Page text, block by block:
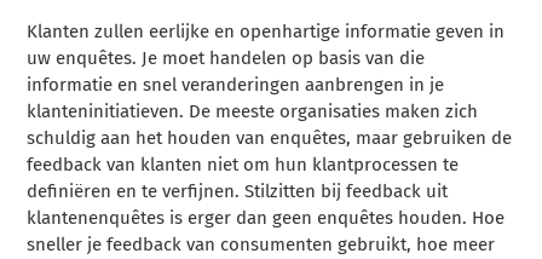
Klanten zullen eerlijke en openhartige informatie geven in
uw enquêtes. Je moet handelen op basis van die
informatie en snel veranderingen aanbrengen in je
klanteninitiatieven. De meeste organisaties maken zich
schuldig aan het houden van enquêtes, maar gebruiken de
feedback van klanten niet om hun klantprocessen te
definiëren en te verfijnen. Stilzitten bij feedback uit
klantenenquêtes is erger dan geen enquêtes houden. Hoe
sneller je feedback van consumenten gebruikt, hoe meer